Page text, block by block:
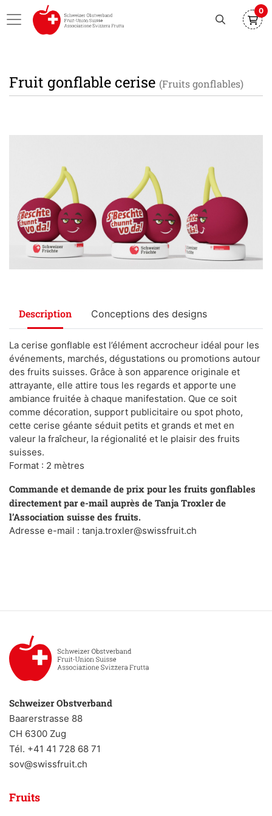
0
Fruit gonflable cerise (Fruits gonflables)
Description Conceptions des designs
La cerise gonflable est l’élément accrocheur idéal pour les
événements, marchés, dégustations ou promotions autour
des fruits suisses. Grâce à son apparence originale et
attrayante, elle attire tous les regards et apporte une
ambiance fruitée à chaque manifestation. Que ce soit
comme décoration, support publicitaire ou spot photo,
cette cerise géante séduit petits et grands et met en
valeur la fraîcheur, la régionalité et le plaisir des fruits
suisses.
Format : 2 mètres
Commande et demande de prix pour les fruits gonflables
directement par e-mail auprès de Tanja Troxler de
l’Association suisse des fruits.
Adresse e-mail : tanja.troxler@swissfruit.ch
Schweizer Obstverband
Baarerstrasse 88
CH 6300 Zug
Tél. +41 41 728 68 71
sov@swissfruit.ch
Fruits